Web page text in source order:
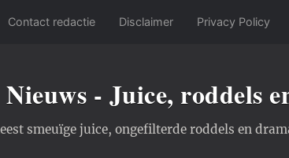
Contact redactie Disclaimer Privacy Policy
- Juice, roddels
smeuïge juice, ongefilterde roddels en